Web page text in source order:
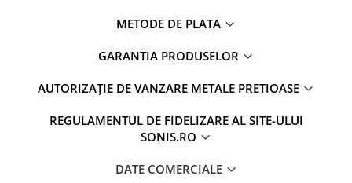
METODE DE PLATA
GARANTIA PRODUSELOR
AUTORIZAȚIE DE VANZARE METALE PRETIOASE
REGULAMENTUL DE FIDELIZARE AL SITE-ULUI
SONIS.RO
DATE COMERCIALE